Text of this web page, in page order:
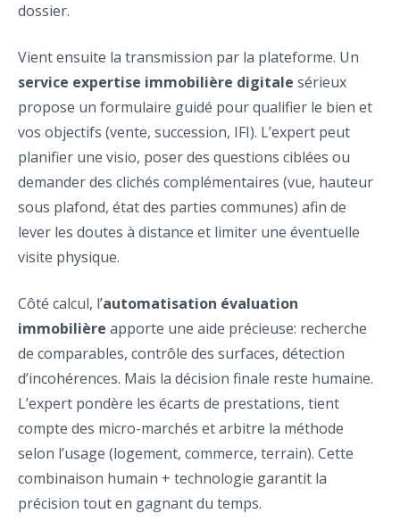
dossier.
Vient ensuite la transmission par la plateforme. Un
service expertise immobilière digitale sérieux
propose un formulaire guidé pour qualifier le bien et
vos objectifs (vente, succession, IFI). L’expert peut
planifier une visio, poser des questions ciblées ou
demander des clichés complémentaires (vue, hauteur
sous plafond, état des parties communes) afin de
lever les doutes à distance et limiter une éventuelle
visite physique.
Côté calcul, l’automatisation évaluation
immobilière apporte une aide précieuse: recherche
de comparables, contrôle des surfaces, détection
d’incohérences. Mais la décision finale reste humaine.
L’expert pondère les écarts de prestations, tient
compte des micro-marchés et arbitre la méthode
selon l’usage (logement, commerce, terrain). Cette
combinaison humain + technologie garantit la
précision tout en gagnant du temps.